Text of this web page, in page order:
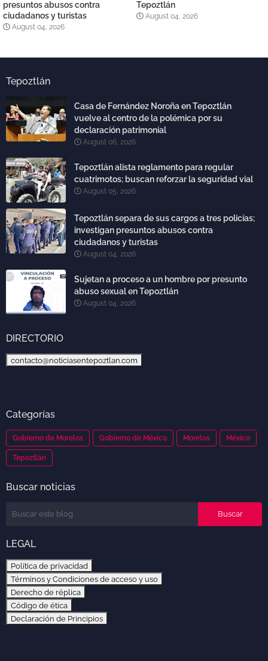
presuntos abusos contra
ciudadanos y turistas
August 04, 2026
Tepoztlán
August 04, 2026
Tepoztlán
Casa de Fernández Noroña en Tepoztlán
vuelve al centro de la polémica por su
declaración patrimonial
August 06, 2026
Tepoztlán alista reglamento para regular
cuatrimotos; buscan reforzar la seguridad vial
August 05, 2026
Tepoztlán separa de sus cargos a tres policías;
investigan presuntos abusos contra
ciudadanos y turistas
August 04, 2026
Sujetan a proceso a un hombre por presunto
abuso sexual en Tepoztlán
August 04, 2026
DIRECTORIO
contacto@noticiasentepoztlan.com
Categorías
Gobierno de Morelos Gobierno de México Morelos México
Tepoztlán
Buscar noticias
LEGAL
Política de privacidad
Términos y Condiciones de acceso y uso
Derecho de réplica
Código de ética
Declaración de Principios